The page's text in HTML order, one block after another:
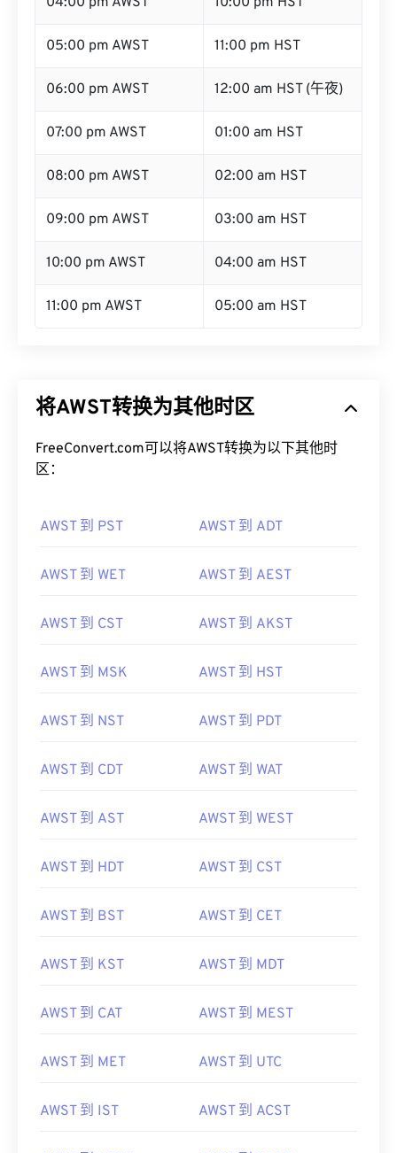
05:00 pm AWST 11:00 pm HST
06:00 pm AWST 12:00 am HST (午夜)
07:00 pm AWST 01:00 am HST
08:00 pm AWST 02:00 am HST
09:00 pm AWST 03:00 am HST
10:00 pm AWST 04:00 am HST
11:00 pm AWST 05:00 am HST
将AWST转换为其他时区
FreeConvert.com可以将AWST转换为以下其他时
区：
AWST 到 PST AWST 到 ADT
AWST 到 WET AWST 到 AEST
AWST 到 CST AWST 到 AKST
AWST 到 MSK AWST 到 HST
AWST 到 NST AWST 到 PDT
AWST 到 CDT AWST 到 WAT
AWST 到 AST AWST 到 WEST
AWST 到 HDT AWST 到 CST
AWST 到 BST AWST 到 CET
AWST 到 KST AWST 到 MDT
AWST 到 CAT AWST 到 MEST
AWST 到 MET AWST 到 UTC
AWST 到 IST AWST 到 ACST